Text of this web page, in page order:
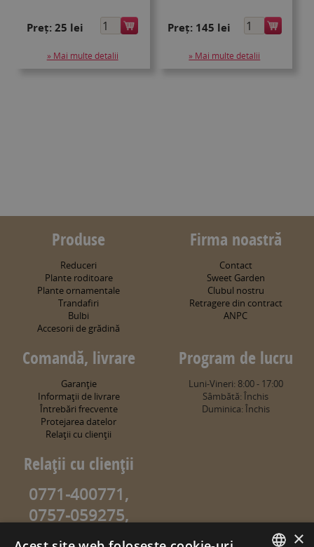
Preț:25 lei
» Mai multe detalii
Preț: 145 lei
» Mai multe detalii
Produse
Reduceri
Plante roditoare
Plante ornamentale
Trandafiri
Bulbi
Accesorii de grădină
Firma noastră
Contact
Sweet Garden
Clubul nostru
Retragere din contract
ANPC
Comandă, livrare
Garanţie
Informaţii de livrare
Întrebări frecvente
Protejarea datelor
Relaţii cu clienţii
Program de lucru
Luni-Vineri: 8:00 - 17:00
Sâmbătă: Închis
Duminica: Închis
Relaţii cu clienţii
0771-400771,
0757-059275,
0757-059274
×